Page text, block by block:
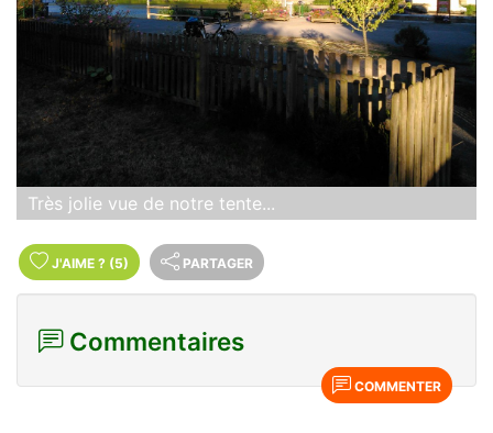
Très jolie vue de notre tente...
J'AIME ? (5) PARTAGER
Commentaires
COMMENTER